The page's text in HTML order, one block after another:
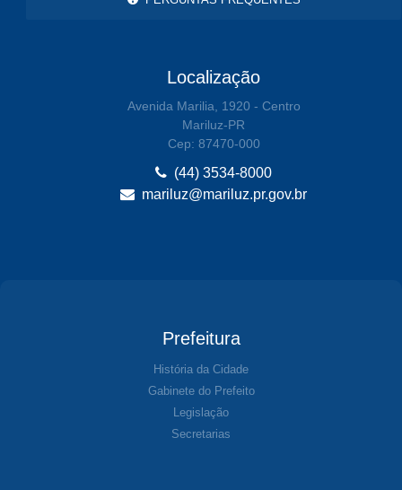
Localização
Avenida Marilia, 1920 - Centro
Mariluz-PR
Cep: 87470-000
(44) 3534-8000
mariluz@mariluz.pr.gov.br
Prefeitura
História da Cidade
Gabinete do Prefeito
Legislação
Secretarias